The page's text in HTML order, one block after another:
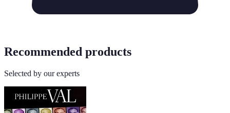
Recommended products
Selected by our experts